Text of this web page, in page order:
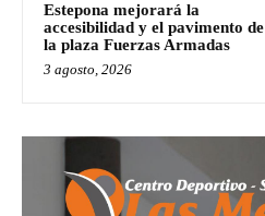
Estepona mejorará la
accesibilidad y el pavimento de
la plaza Fuerzas Armadas
3 agosto, 2026